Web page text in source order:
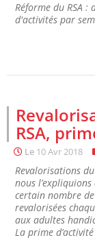
Réforme du RSA :
d'activités par
RSA,
Le 10 Avr 2018
Revalorisations
nous
certain nombre
revalorisées
aux adultes
La prime